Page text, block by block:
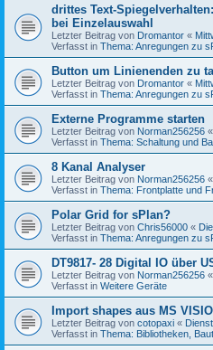
drittes Text-
bei Einzelauswahl
Letzter Beitrag von Dromantor «
Verfasst in Thema: Anregungen zu
Button um Linienenden zu
Letzter Beitrag von Dromantor «
Verfasst in Thema: Anregungen zu
Externe Programme starten
Letzter Beitrag von Norman256256 «
Verfasst in Thema: Schaltung und
8 Kanal Analyser
Letzter Beitrag von Norman256256 «
Verfasst in Thema: Frontplatte und
Polar Grid for sPlan?
Letzter Beitrag von Chris56000 «
Verfasst in Thema: Anregungen zu
DT9817- 28 Digital IO über
Letzter Beitrag von Norman256256 «
Verfasst in Weitere Geräte
Import shapes aus MS VISIO
Letzter Beitrag von cotopaxi «
Verfasst in Thema: Bibliotheken,